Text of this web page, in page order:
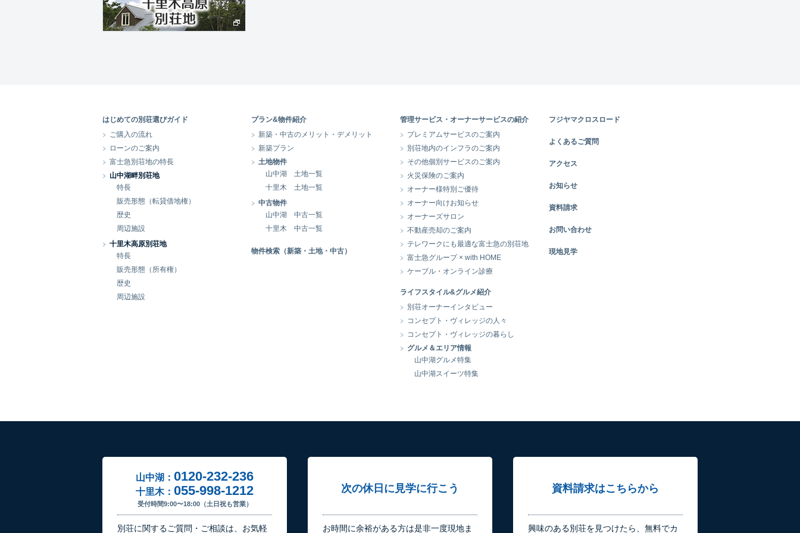
はじめての別荘選びガイド
ご購入の流れ
ローンのご案内
富士急別荘地の特長
山中湖畔別荘地
特長
販売形態（転貸借地権）
歴史
周辺施設
十里木高原別荘地
特長
販売形態（所有権）
歴史
周辺施設
プラン&物件紹介
新築・中古のメリット・デメリット
新築プラン
土地物件
山中湖 土地一覧
十里木 土地一覧
中古物件
山中湖 中古一覧
十里木 中古一覧
物件検索（新築・土地・中古）
管理サービス・オーナーサービスの紹介
プレミアムサービスのご案内
別荘地内のインフラのご案内
その他個別サービスのご案内
火災保険のご案内
オーナー様特別ご優待
オーナー向けお知らせ
オーナーズサロン
不動産売却のご案内
テレワークにも最適な富士急の別荘地
富士急グループ × with HOME
ケーブル・オンライン診療
ライフスタイル&グルメ紹介
別荘オーナーインタビュー
コンセプト・ヴィレッジの人々
コンセプト・ヴィレッジの暮らし
グルメ＆エリア情報
山中湖グルメ特集
山中湖スイーツ特集
フジヤマクロスロード
よくあるご質問
アクセス
お知らせ
資料請求
お問い合わせ
現地見学
山中湖： 0120-232-236
十里木： 055-998-1212
受付時間9:00〜18:00（土日祝も営業）
別荘に関するご質問・ご相談は、お気軽
次の休日に見学に行こう
お時間に余裕がある方は是非一度現地ま
資料請求はこちらから
興味のある別荘を見つけたら、無料でカ